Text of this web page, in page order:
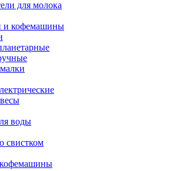
для молока
и кофемашины
воды
свистком